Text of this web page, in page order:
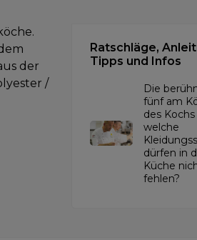
der
/
Ratschläge,
Tipps und Infos
Die
fünf am
des Kochs
welche
dürfen in
Küche
fehlen?